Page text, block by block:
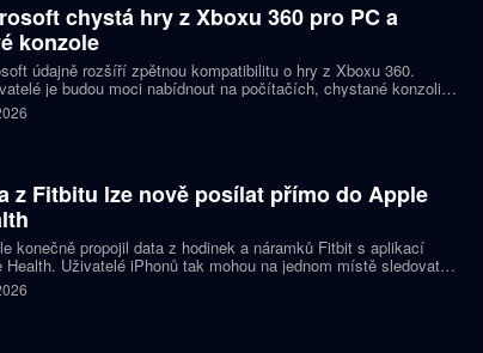
chystá hry z Xboxu 360 pro PC a
konzole
údajně rozšíří zpětnou kompatibilitu o hry z Xboxu 360.
je budou moci nabídnout na počítačích, chystané konzoli
Helix i přenosných zařízeních. První tituly by mohly dorazit
let 2027 a 2028.
z Fitbitu lze nově posílat přímo do Apple
konečně propojil data z hodinek a náramků Fitbit s aplikací
Health. Uživatelé iPhonů tak mohou na jednom místě sledovat
cvičení, spánek i zdravotní údaje. Novinka odstraňuje omezení,
bylo dosud nutné využívat pomocné aplikace nebo jiné